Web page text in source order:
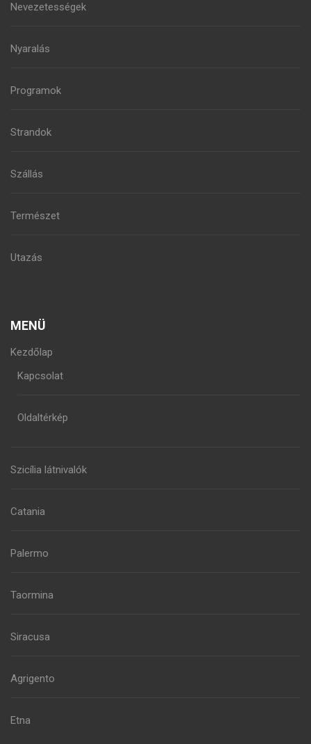
Nevezetességek
Nyaralás
Programok
Strandok
Szállás
Természet
Utazás
MENÜ
Kezdőlap
Kapcsolat
Oldaltérkép
Szicília látnivalók
Catania
Palermo
Taormina
Siracusa
Agrigento
Etna